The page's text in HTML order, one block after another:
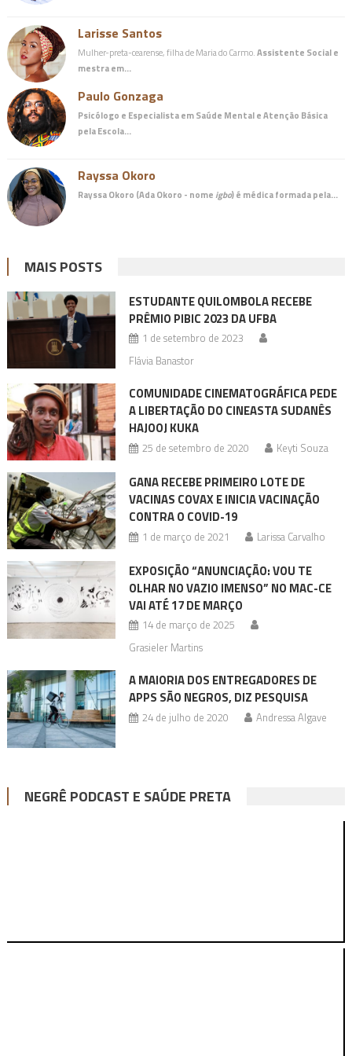
Larisse Santos
Mulher-preta-cearense, filha de Maria do Carmo.Assistente Social e
mestra em…
Paulo Gonzaga
Psicólogo e Especialista em Saúde Mental e Atenção Básica
pela Escola…
Rayssa Okoro
Rayssa Okoro (Ada Okoro - nome igbo) é médicaformada pela…
MAIS POSTS
ESTUDANTE QUILOMBOLA RECEBE
PRÊMIO PIBIC 2023 DA UFBA
1 de setembro de 2023
Flávia Banastor
COMUNIDADE CINEMATOGRÁFICA PEDE
A LIBERTAÇÃO DO CINEASTA SUDANÊS
HAJOOJ KUKA
25 de setembro de 2020 Keyti Souza
GANA RECEBE PRIMEIRO LOTE DE
VACINAS COVAX E INICIA VACINAÇÃO
CONTRA O COVID-19
1 de março de 2021 Larissa Carvalho
EXPOSIÇÃO “ANUNCIAÇÃO: VOU TE
OLHAR NO VAZIO IMENSO” NO MAC-CE
VAI ATÉ 17 DE MARÇO
14 de março de 2025
Grasieler Martins
A MAIORIA DOS ENTREGADORES DE
APPS SÃO NEGROS, DIZ PESQUISA
24 de julho de 2020 Andressa Algave
NEGRÊ PODCAST E SAÚDE PRETA